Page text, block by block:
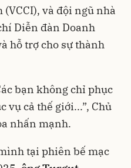
và đội ngũ nhà
Diễn đàn Doanh
hỗ trợ cho sự thành
bạn không chỉ phục
vụ cả thế giới...”, Chủ
nhấn mạnh.
tại phiên bế mạc